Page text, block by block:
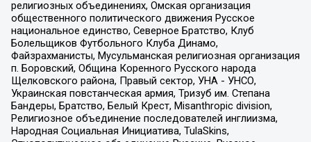
религиозных объединениях, Омская организация
общественного политического движения Русское
национальное единство, Северное Братство, Клуб
Болельщиков Футбольного Клуба Динамо,
Файзрахманисты, Мусульманская религиозная организация
п. Боровский, Община Коренного Русского народа
Щелковского района, Правый сектор, УНА - УНСО,
Украинская повстанческая армия, Тризуб им. Степана
Бандеры, Братство, Белый Крест, Misanthropic division,
Религиозное объединение последователей инглиизма,
Народная Социальная Инициатива, TulaSkins,